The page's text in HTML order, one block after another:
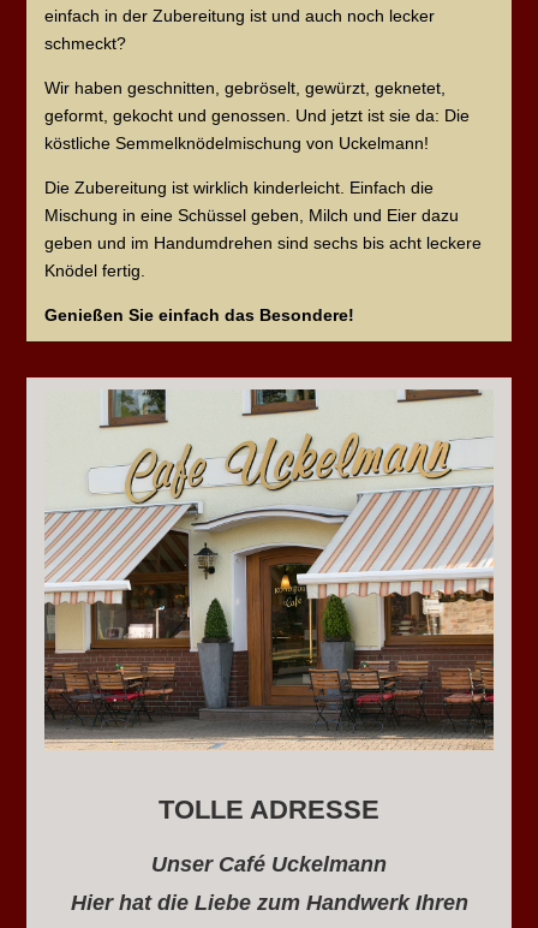
einfach in der Zubereitung ist und auch noch lecker
schmeckt?
Wir haben geschnitten, gebröselt, gewürzt, geknetet,
geformt, gekocht und genossen. Und jetzt ist sie da: Die
köstliche Semmelknödelmischung von Uckelmann!
Die Zubereitung ist wirklich kinderleicht. Einfach die
Mischung in eine Schüssel geben, Milch und Eier dazu
geben und im Handumdrehen sind sechs bis acht leckere
Knödel fertig.
Genießen Sie einfach das Besondere!
TOLLE ADRESSE
Unser Café Uckelmann
Hier hat die Liebe zum Handwerk Ihren